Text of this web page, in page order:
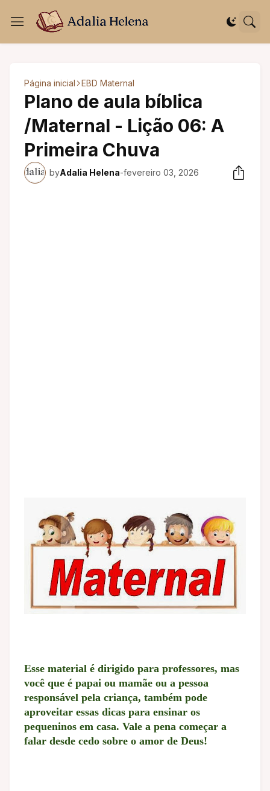
Página inicial EBD Maternal
Plano de aula bíblica
/Maternal - Lição 06: A
Primeira Chuva
byAdalia Helena-fevereiro 03, 2026
Esse material é dirigido para professores, mas
você que é papai ou mamãe ou a pessoa
responsável pela criança, também pode
aproveitar essas dicas para ensinar os
pequeninos em casa. Vale a pena começar a
falar desde cedo sobre o amor de Deus!